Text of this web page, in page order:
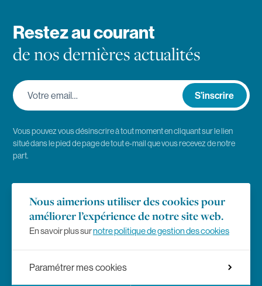
Choix de langue
Restez au courant
de nos dernières actualités
Votre email… S’inscrire
Vous pouvez vous désinscrire à tout moment en cliquant sur le lien
situé dans le pied de page de tout e-mail que vous recevez de notre
part.
Presse
Règlement des études
Nous aimerions utiliser des cookies pour
améliorer l’expérience de notre site web.
En savoir plus surnotre politique de gestion des cookies
Paramétrer mes cookies